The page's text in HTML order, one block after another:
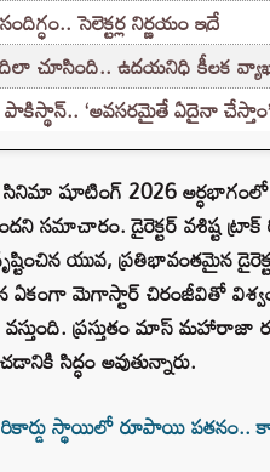
సెలెక్టర్ల నిర్ణయం ఇదే
చూసింది.. ఉదయనిధి కీలక
‘అవసరమైతే ఏదైనా
షూటింగ్ 2026
సమాచారం. డైరెక్టర్ వశిష్ట ట్రాక్
యువ, ప్రతిభావంతమైన
మెగాస్టార్ చిరంజీవితో
ప్రస్తుతం మాస్ మహారాజా
సిద్ధం అవుతున్నారు.
స్థాయిలో రూపాయి పతనం..